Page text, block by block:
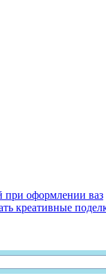
при оформлении ваз
креативные